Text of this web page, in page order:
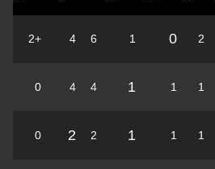
2
0
1
6
4
+2
1
1
1
4
4
0
1
1
1
2
2
0